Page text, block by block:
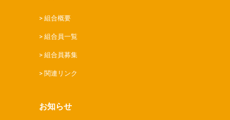
組合概要
組合員一覧
組合員募集
関連リンク
お知らせ